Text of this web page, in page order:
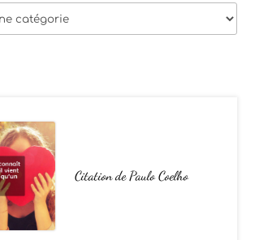
Citation de Paulo Coelho